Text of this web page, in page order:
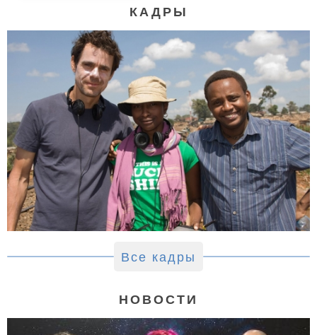
КАДРЫ
Все кадры
НОВОСТИ